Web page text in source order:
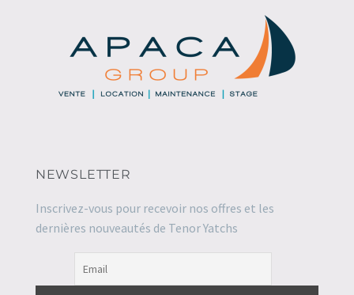
NEWSLETTER
Inscrivez-vous pour recevoir nos offres et les
dernières nouveautés de Tenor Yatchs